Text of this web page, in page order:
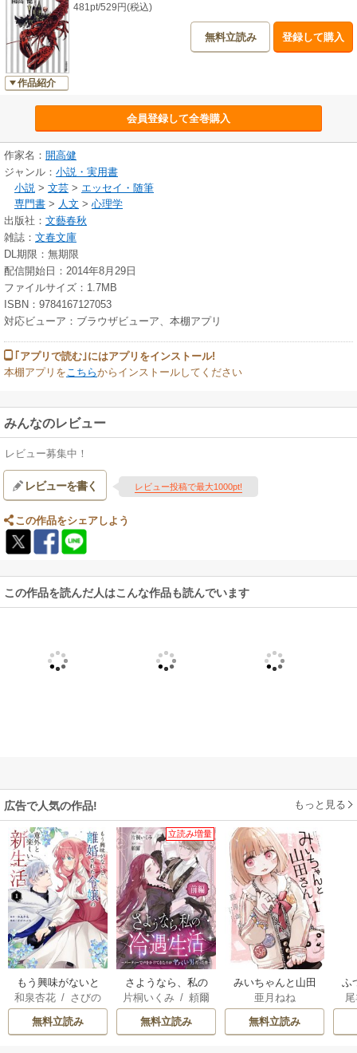
作品紹介
481pt/529円(税込)
無料立読み 登録して購入
会員登録して全巻購入
作家名： 開高健
ジャンル： 小説・実用書
小説 > 文芸 > エッセイ・随筆
専門書 > 人文 > 心理学
出版社： 文藝春秋
雑誌： 文春文庫
DL期限：無期限
配信開始日：2014年8月29日
ファイルサイズ：1.7MB
ISBN：9784167127053
対応ビューア：ブラウザビューア、本棚アプリ
｢アプリで読む｣にはアプリをインストール!
本棚アプリを こちらからインストールしてください
みんなのレビュー
レビュー募集中！
レビューを書く レビュー投稿で最大1000pt!
この作品をシェアしよう
この作品を読んだ人はこんな作品も読んでいます
広告で人気の作品! もっと見る
もう興味がないと
離婚された令嬢の
意外と楽しい新生
活
和泉杏花 / さびの
ぶち
無料立読み
立読み増量
さようなら、私の
冷遇生活 ～パーテ
ィーで声をかけて
きたのがヤバい男
片桐いくみ / 頼爾
無料立読み
みいちゃんと山田
さん
亜月ねね
無料立読み
ふ